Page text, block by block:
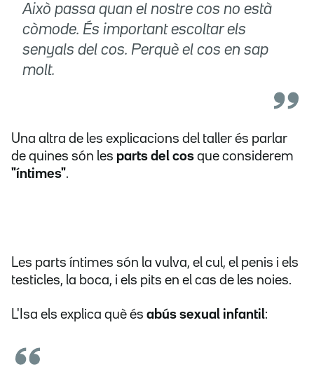
Això passa quan el nostre cos no està
còmode. És important escoltar els
senyals del cos. Perquè el cos en sap
molt.
Una altra de les explicacions del taller és parlar
de quines són les parts del cos que considerem
"íntimes".
Les parts íntimes són la vulva, el cul, el penis i els
testicles, la boca, i els pits en el cas de les noies.
L'Isa els explica què és abús sexual infantil: